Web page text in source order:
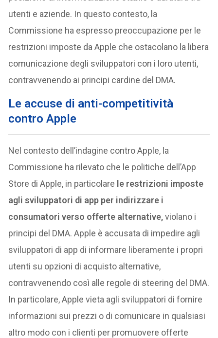
utenti e aziende. In questo contesto, la
Commissione ha espresso preoccupazione per le
restrizioni imposte da Apple che ostacolano la libera
comunicazione degli sviluppatori con i loro utenti,
contravvenendo ai principi cardine del DMA.
Le accuse di anti-competitività
contro Apple
Nel contesto dell’indagine contro Apple, la
Commissione ha rilevato che le politiche dell’App
Store di Apple, in particolare le restrizioni imposte
agli sviluppatori di app per indirizzare i
consumatori verso offerte alternative,violano i
principi del DMA. Apple è accusata di impedire agli
sviluppatori di app di informare liberamente i propri
utenti su opzioni di acquisto alternative,
contravvenendo così alle regole di steering del DMA.
In particolare, Apple vieta agli sviluppatori di fornire
informazioni sui prezzi o di comunicare in qualsiasi
altro modo con i clienti per promuovere offerte